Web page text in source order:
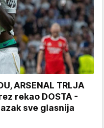
ARSENAL TRLJA
rekao DOSTA -
sve glasnija